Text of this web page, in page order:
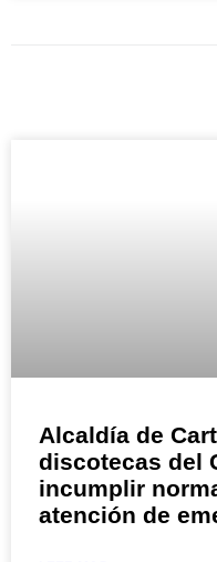
Alcaldía de
discotecas del
incumplir
atención de